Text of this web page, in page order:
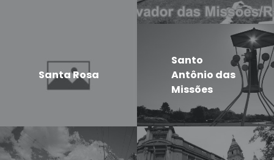
Santa Rosa
Santo
Antônio das
Missões